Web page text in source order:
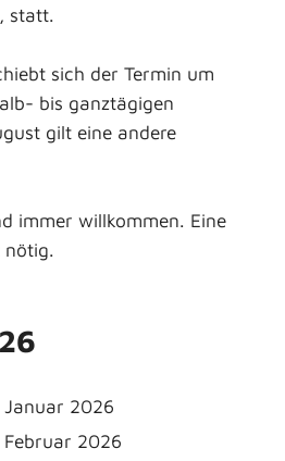
statt.
sich der Termin um
bis ganztägigen
gilt eine andere
immer willkommen. Eine
nötig.
2026
2026